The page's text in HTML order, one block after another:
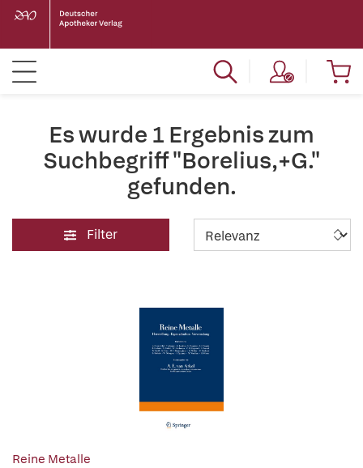
Es wurde 1 Ergebnis zum
Suchbegriff "Borelius,+G."
gefunden.
Filter
Reine Metalle